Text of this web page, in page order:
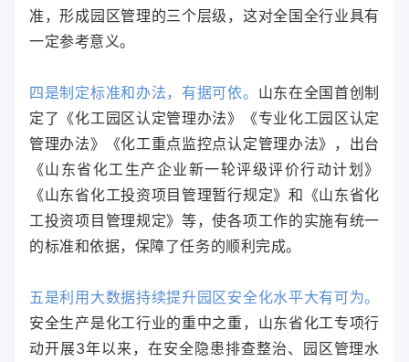
准，形成园区管理的三个层级，这对全国全行业具有
一定参考意义。
四是制定标准和办法，有据可依。 山东在全国首创制
定了《化工园区认定管理办法》《专业化工园区认定
管理办法》《化工重点监控点认定管理办法》，出台
《山东省化工生产企业新一轮评级评价行动计划》
《山东省化工投资项目管理暂行规定》和《山东省化
工投资项目管理规定》等，使各项工作的实施有统一
的标准和依据，保障了任务的顺利完成。
五是利用大数据持续提升园区安全化水平大有可为。
安全生产是化工行业的重中之重，山东省化工专项行
动开展3年以来，在安全隐患排查整治、园区管理水